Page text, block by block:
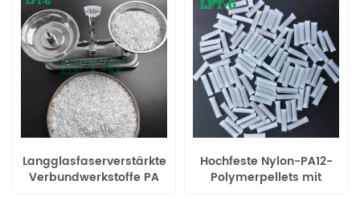
Langglasfaserverstärkte
Verbundwerkstoffe PA
Hochfeste Nylon-PA12-
Polymerpellets mit